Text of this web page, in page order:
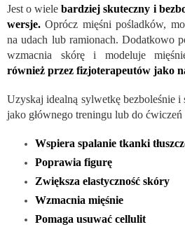
Jest o wielebardziej skuteczny i
wersje. Oprócz mięśni pośladków,
na udach lub ramionach. Dodatkowo
wzmacnia skórę i modeluje
również przez fizjoterapeutów jako
Uzyskaj idealną sylwetkę bezboleśnie
jako głównego treningu lub do
Wspiera spalanie tkanki
Poprawia figurę
Zwiększa elastyczność skóry
Wzmacnia mięśnie
Pomaga usuwać cellulit